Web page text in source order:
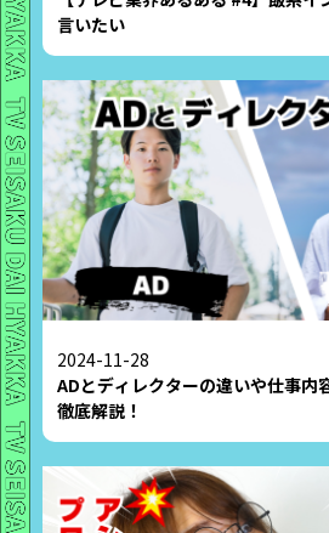
言いたい
2024-11-28
ADとディレクターの違いや仕事内
徹底解説！